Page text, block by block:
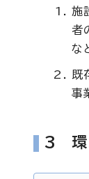
施
者
な
既
事
3 環